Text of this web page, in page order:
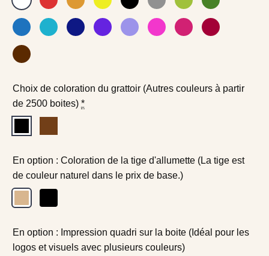
Choix de coloration du grattoir (Autres couleurs à partir
de 2500 boites) *
En option : Coloration de la tige d'allumette (La tige est
de couleur naturel dans le prix de base.)
En option : Impression quadri sur la boite (Idéal pour les
logos et visuels avec plusieurs couleurs)